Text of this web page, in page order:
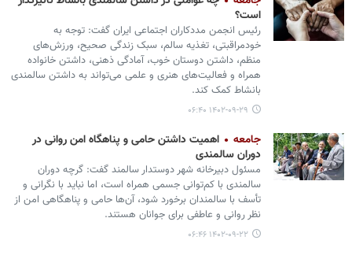
است؟
رئیس انجمن مددکاران اجتماعی ایران گفت: توجه به
خودمراقبتی، تغذیه سالم، سبک زندگی صحیح، ورزش‌های
منظم، داشتن دوستان خوب، آمادگی ذهنی، داشتن خانواده
همراه و فعالیت‌های هنری و علمی می‌تواند به داشتن سالمندی
بانشاط کمک کند.
۱۴۰۲-۰۹-۲۹ ۰۶:۴۰
جامعه
اهمیت داشتن حامی و پناهگاه امن روانی در
دوران سالمندی
مسئول دبیرخانه شهر دوستدار سالمند گفت: گرچه دوران
سالمندی با کم‌توانی جسمی همراه است، اما نباید با نگرانی و
تأسف با سالمندان برخورد شود، آن‌ها حامی و پناهگاهی امن از
نظر روانی و عاطفی برای جوانان هستند.
۱۴۰۲-۰۹-۲۲ ۰۶:۴۶